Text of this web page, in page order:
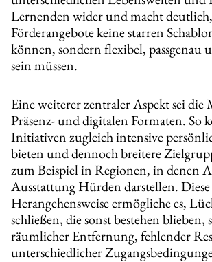
Lernenden wider und macht deutlich,
Förderangebote keine starren
können, sondern flexibel, passgenau
sein müssen.
Eine weiterer zentraler Aspekt sei die
Präsenz‑ und digitalen Formaten. So
Initiativen zugleich intensive
bieten und dennoch breitere
zum Beispiel in Regionen, in denen
Ausstattung Hürden darstellen. Diese
Herangehensweise ermögliche es,
schließen, die sonst bestehen blieben,
räumlicher Entfernung, fehlender
unterschiedlicher